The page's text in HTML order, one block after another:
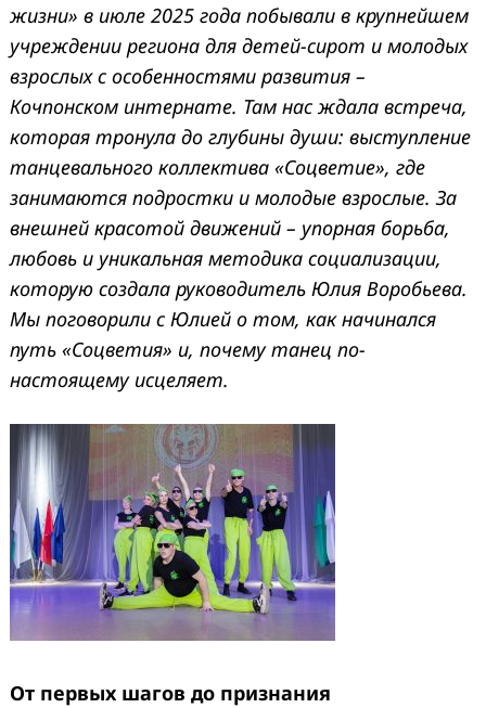
жизни» в июле 2025 года побывали в крупнейшем
учреждении региона для детей-сирот и молодых
взрослых с особенностями развития –
Кочпонском интернате. Там нас ждала встреча,
которая тронула до глубины души: выступление
танцевального коллектива «Соцветие», где
занимаются подростки и молодые взрослые. За
внешней красотой движений – упорная борьба,
любовь и уникальная методика социализации,
которую создала руководитель Юлия Воробьева.
Мы поговорили с Юлией о том, как начинался
путь «Соцветия» и, почему танец по-
настоящему исцеляет.
От первых шагов до признания